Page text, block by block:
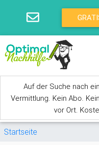
Auf der Suche nach
Vermittlung. Kein Abo.
vor Ort.
Sie sind hier
Startseite